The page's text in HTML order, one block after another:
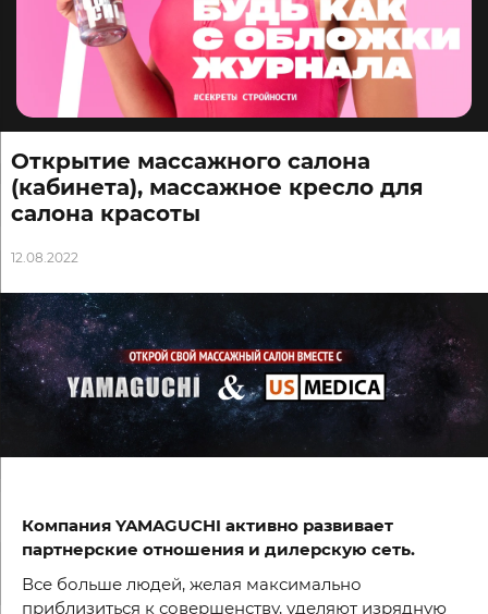
Открытие массажного салона
(кабинета), массажное кресло для
салона красоты
12.08.2022
Компания YAMAGUCHI активно развивает
партнерские отношения и дилерскую сеть.
Все больше людей, желая максимально
приблизиться к совершенству, уделяют изрядную